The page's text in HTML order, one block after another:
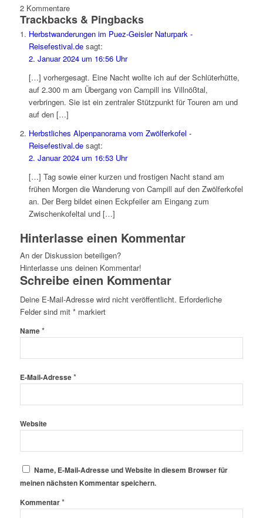
2 Kommentare
Trackbacks & Pingbacks
Herbstwanderungen im Puez-Geisler Naturpark -
Reisefestival.de sagt:
2. Januar 2024 um 16:56 Uhr
[…] vorhergesagt. Eine Nacht wollte ich auf der Schlüterhütte,
auf 2.300 m am Übergang von Campill ins Villnößtal,
verbringen. Sie ist ein zentraler Stützpunkt für Touren am und
auf den […]
Herbstliches Alpenpanorama vom Zwölferkofel -
Reisefestival.de sagt:
2. Januar 2024 um 16:53 Uhr
[…] Tag sowie einer kurzen und frostigen Nacht stand am
frühen Morgen die Wanderung von Campill auf den Zwölferkofel
an. Der Berg bildet einen Eckpfeiler am Eingang zum
Zwischenkofeltal und […]
Hinterlasse einen Kommentar
An der Diskussion beteiligen?
Hinterlasse uns deinen Kommentar!
Schreibe einen Kommentar
Deine E-Mail-Adresse wird nicht veröffentlicht. Erforderliche
Felder sind mit *markiert
Name*
E-Mail-Adresse*
Website
Name, E-Mail-Adresse und Website in diesem Browser für
meinen nächsten Kommentar speichern.
Kommentar*